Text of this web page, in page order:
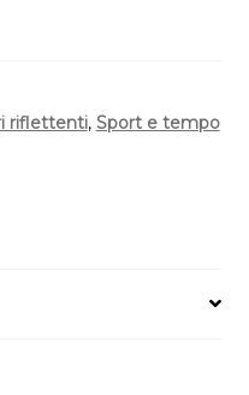
riflettenti, Sport e tempo